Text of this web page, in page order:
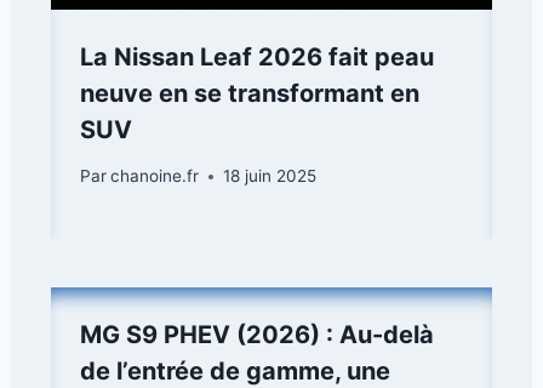
La Nissan Leaf 2026 fait peau
neuve en se transformant en
SUV
Parchanoine.fr 18 juin 2025
MG S9 PHEV (2026) : Au-delà
de l’entrée de gamme, une